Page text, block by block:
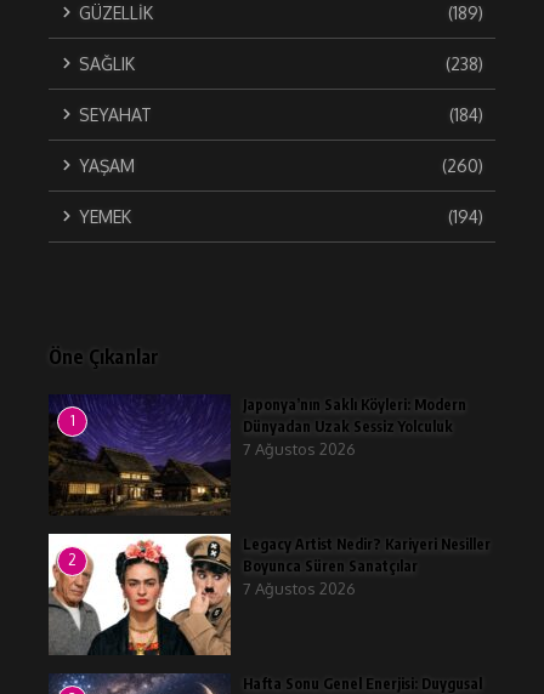
GÜZELLİK (189)
SAĞLIK (238)
SEYAHAT (184)
YAŞAM (260)
YEMEK (194)
Öne Çıkanlar
1
Japonya’nın Saklı Köyleri: Modern
Dünyadan Uzak Sessiz Yolculuk
7 Ağustos 2026
2
Legacy Artist Nedir? Kariyeri Nesiller
Boyunca Süren Sanatçılar
7 Ağustos 2026
Hafta Sonu Genel Enerjisi: Duygusal